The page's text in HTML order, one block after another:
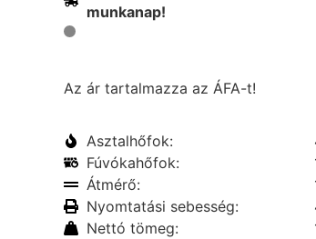
munkanap!
Az ár tartalmazza az ÁFA-t!
Asztalhőfok:
Fúvókahőfok:
Átmérő:
Nyomtatási sebesség:
Nettó tömeg: